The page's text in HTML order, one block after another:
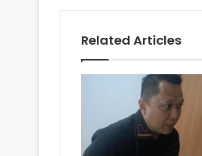
Related Articles